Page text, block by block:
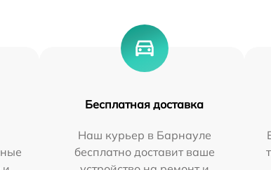
Бесплатная доставка
Наш курьер в Барнауле
бесплатно доставит ваше